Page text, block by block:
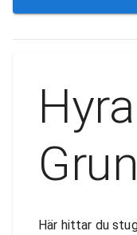
Här hittar du